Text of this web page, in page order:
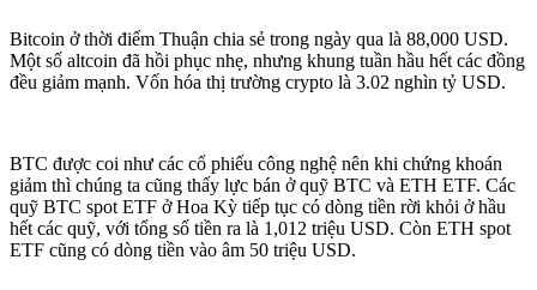
Bitcoin ở thời điểm Thuận chia sẻ trong ngày qua là 88,000 USD.
Một số altcoin đã hồi phục nhẹ, nhưng khung tuần hầu hết các đồng
đều giảm mạnh. Vốn hóa thị trường crypto là 3.02 nghìn tỷ USD.
BTC được coi như các cổ phiếu công nghệ nên khi chứng khoán
giảm thì chúng ta cũng thấy lực bán ở quỹ BTC và ETH ETF. Các
quỹ BTC spot ETF ở Hoa Kỳ tiếp tục có dòng tiền rời khỏi ở hầu
hết các quỹ, với tổng số tiền ra là 1,012 triệu USD. Còn ETH spot
ETF cũng có dòng tiền vào âm 50 triệu USD.